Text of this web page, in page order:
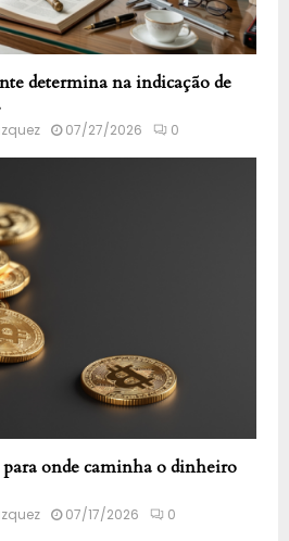
determina na indicação de
07/27/2026 0
onde caminha o dinheiro
07/17/2026 0